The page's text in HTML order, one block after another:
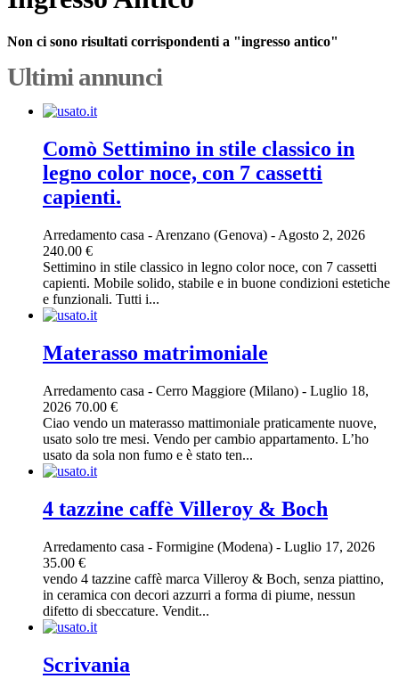
Non ci sono risultati corrispondenti a "ingresso antico"
Ultimi annunci
Comò Settimino in stile classico in
legno color noce, con 7 cassetti
capienti.
Arredamento casa - Arenzano (Genova) - Agosto 2, 2026
240.00 €
Settimino in stile classico in legno color noce, con 7 cassetti
capienti. Mobile solido, stabile e in buone condizioni estetiche
e funzionali. Tutti i...
Materasso matrimoniale
Arredamento casa - Cerro Maggiore (Milano) - Luglio 18,
2026 70.00 €
Ciao vendo un materasso mattimoniale praticamente nuove,
usato solo tre mesi. Vendo per cambio appartamento. L’ho
usato da sola non fumo e è stato ten...
4 tazzine caffè Villeroy & Boch
Arredamento casa - Formigine (Modena) - Luglio 17, 2026
35.00 €
vendo 4 tazzine caffè marca Villeroy & Boch, senza piattino,
in ceramica con decori azzurri a forma di piume, nessun
difetto di sbeccature. Vendit...
Scrivania